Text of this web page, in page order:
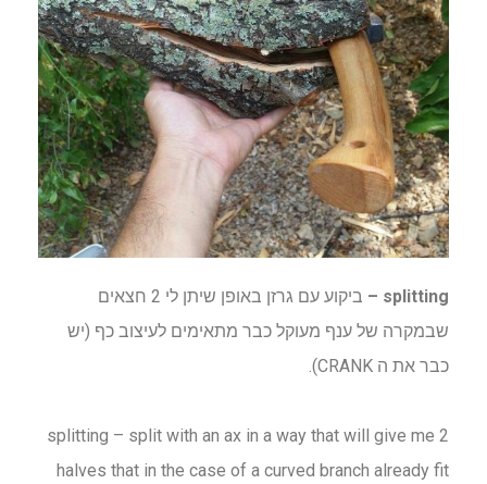
splitting –
ביקוע עם גרזן באופן שיתן לי 2 חצאים
שבמקרה של ענף מעוקל כבר מתאימים לעיצוב כף (יש
כבר את ה CRANK).
splitting – split with an ax in a way that will give me 2
halves that in the case of a curved branch already fit